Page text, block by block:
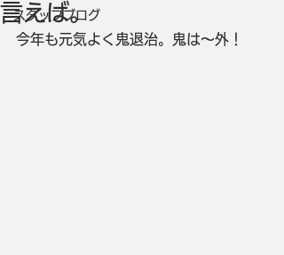
スタッフブログ
言えば。
今年も元気よく鬼退治。鬼は～外！